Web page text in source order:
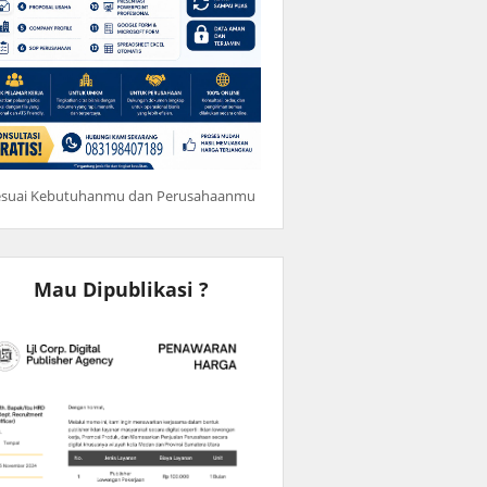
Kebutuhanmu dan Perusahaanmu
Mau Dipublikasi ?